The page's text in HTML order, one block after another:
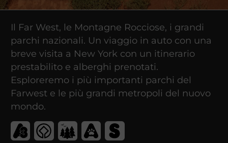
Il Far West, le Montagne Rocciose, i grandi
parchi nazionali. Un viaggio in auto con una
breve visita a New York con un itinerario
prestabilito e alberghi prenotati.
Esploreremo i più importanti parchi del
Farwest e le più grandi metropoli del nuovo
mondo.